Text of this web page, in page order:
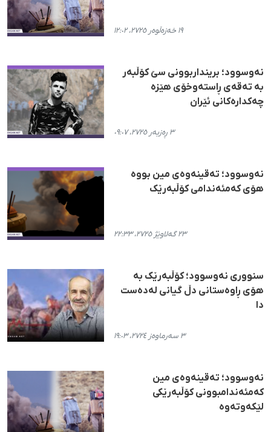
١٩ خەزەڵوەر ٢٧٢٥، ١٢:٠٢
نەوسوود؛ برینداربوونی سێ کۆڵبەر
بە تەقەی ڕاستەوخۆی هێزە
چەکدارەکانی ئێران
٣ ڕەزبەر ٢٧٢٥، ٠٩:٠٧
نەوسوود؛ تەقینەوەی مین بووە
هۆی کەمئەندامی کۆڵبەرێک
٢٣ گەلاوێژ ٢٧٢٥، ٢٢:٣٣
سنووری نەوسوود؛ کۆڵبەرێک بە
هۆی ڕاوەستانی دڵ گیانی لەدەست
دا
٣ سەرماوەز ٢٧٢٤، ١٩:٠٣
نەوسوود؛ تەقینەوەی مین
کەمئەندامبوونی کۆڵبەرێکی
لێکەوتەوە